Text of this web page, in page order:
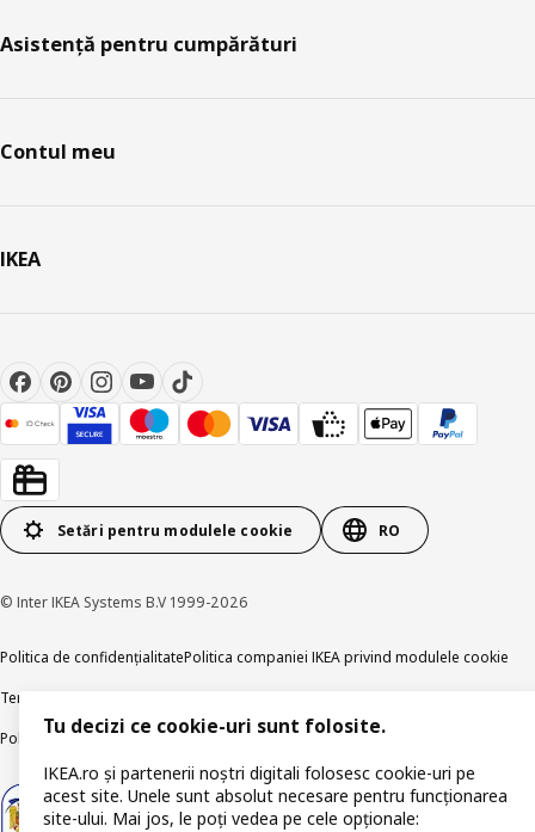
Asistență pentru cumpărături
Contul meu
IKEA
Setări pentru modulele cookie RO
© Inter IKEA Systems B.V 1999-2026
Politica de confidențialitatePolitica companiei IKEA privind modulele cookie
Termeni și Condiții
Politica de publicare responsabilăAccesibilitatea digitală
Tu decizi ce cookie-uri sunt folosite.
IKEA.ro și partenerii noștri digitali folosesc cookie-uri pe
acest site. Unele sunt absolut necesare pentru funcționarea
site-ului. Mai jos, le poți vedea pe cele opționale: